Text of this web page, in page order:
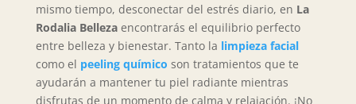
mismo tiempo, desconectar del estrés diario, en La
Rodalia Bellezaencontrarás el equilibrio perfecto
entre belleza y bienestar. Tanto la limpieza facial
como el peeling químico son tratamientos que te
ayudarán a mantener tu piel radiante mientras
disfrutas de un momento de calma y relajación. ¡No